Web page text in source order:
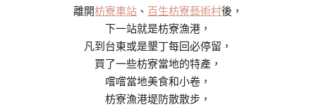
離開枋寮車站 、 百生枋寮藝術村後，
下一站就是枋寮漁港，
凡到台東或是墾丁每回必停留，
買了一些枋寮當地的特產，
嚐嚐當地美食和小卷，
枋寮漁港堤防散散步，